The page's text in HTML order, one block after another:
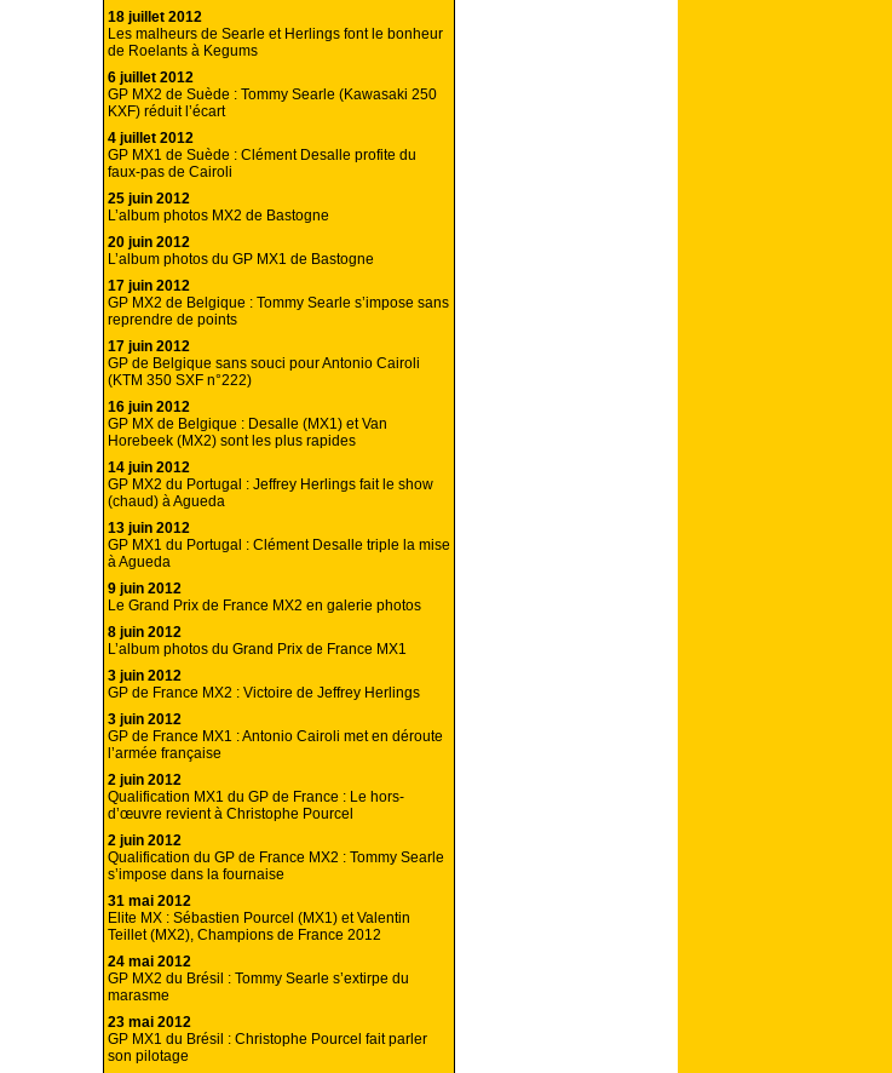
18 juillet 2012
Les malheurs de Searle et Herlings font le bonheur
de Roelants à Kegums
6 juillet 2012
GP MX2 de Suède : Tommy Searle (Kawasaki 250
KXF) réduit l’écart
4 juillet 2012
GP MX1 de Suède : Clément Desalle profite du
faux-pas de Cairoli
25 juin 2012
L’album photos MX2 de Bastogne
20 juin 2012
L’album photos du GP MX1 de Bastogne
17 juin 2012
GP MX2 de Belgique : Tommy Searle s’impose sans
reprendre de points
17 juin 2012
GP de Belgique sans souci pour Antonio Cairoli
(KTM 350 SXF n°222)
16 juin 2012
GP MX de Belgique : Desalle (MX1) et Van
Horebeek (MX2) sont les plus rapides
14 juin 2012
GP MX2 du Portugal : Jeffrey Herlings fait le show
(chaud) à Agueda
13 juin 2012
GP MX1 du Portugal : Clément Desalle triple la mise
à Agueda
9 juin 2012
Le Grand Prix de France MX2 en galerie photos
8 juin 2012
L’album photos du Grand Prix de France MX1
3 juin 2012
GP de France MX2 : Victoire de Jeffrey Herlings
3 juin 2012
GP de France MX1 : Antonio Cairoli met en déroute
l’armée française
2 juin 2012
Qualification MX1 du GP de France : Le hors-
d’œuvre revient à Christophe Pourcel
2 juin 2012
Qualification du GP de France MX2 : Tommy Searle
s’impose dans la fournaise
31 mai 2012
Elite MX : Sébastien Pourcel (MX1) et Valentin
Teillet (MX2), Champions de France 2012
24 mai 2012
GP MX2 du Brésil : Tommy Searle s’extirpe du
marasme
23 mai 2012
GP MX1 du Brésil : Christophe Pourcel fait parler
son pilotage